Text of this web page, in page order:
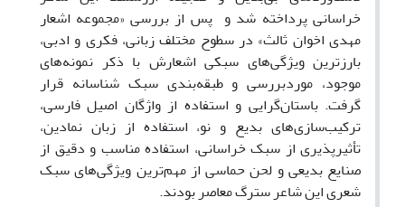
خراسانی پرداخته ‌شد و پس از بررسی «مجموعه اشعار
مهدی اخوان ثالث» در سطوح مختلف زبانی، فکری و ادبی،
بارزترین ویژگی‌های سبکی اشعارش با ذکر نمونه‌های
موجود، موردبررسی و طبقه‌بندی سبک شناسانه قرار
گرفت. باستان‌گرایی و استفاده از واژگان اصیل فارسی،
ترکیب‌سازی‌های بدیع و نو، استفاده از زبان نمادین،
تأثیرپذیری از سبک خراسانی، استفاده مناسب و دقیق از
صنایع بدیعی و لحن حماسی از مهم‌ترین ویژگی‌های سبک
شعری این شاعر سترگ معاصر بودند.